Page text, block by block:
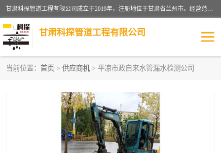
甘肃科探管道工程有限公司成立于2019年，注册地位于甘肃省兰州市。经营范围包括管道安装、清洗、疏通、维修、检测，防水工程，工程钻孔，化粪池清理，暖气安装，给排水管道安装维修，室内外管道如消防、供水、供热管道漏水检测定位，室内外防水堵漏等。
甘肃科探管道工程有限公司
当前位置： 首页 > 供应商机 > 平凉市政自来水管漏水检测公司
漏水检查维修 消防管道漏水
供热管道漏水 排水管道漏水